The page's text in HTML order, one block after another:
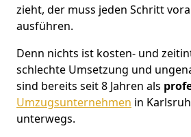
zieht, der muss jeden Schritt
ausführen.
Denn nichts ist kosten- und
schlechte Umsetzung und
sind bereits seit 8 Jahren als
Umzugsunternehmen in
unterwegs.